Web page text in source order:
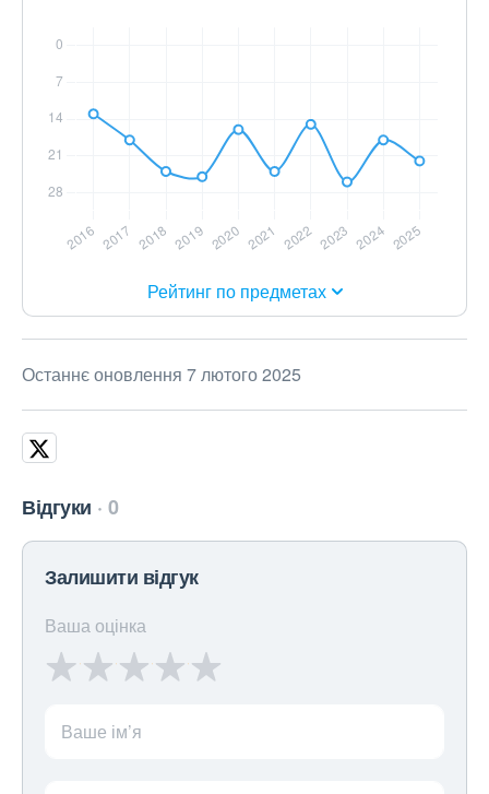
Рейтинг по предметах
Останнє оновлення 7 лютого 2025
Відгуки 0
Залишити відгук
Ваша оцінка
Ваше ім’я